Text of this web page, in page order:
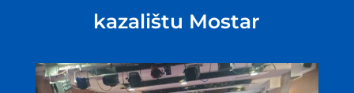
kazalištu Mostar